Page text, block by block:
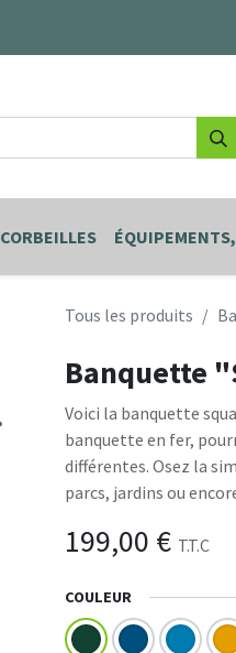
CORBEILLES
Tous les produits
Banquette
Voici la banquette
banquette en fer,
différentes. Osez la
parcs, jardins ou
199,00 € T.T.C
COULEUR